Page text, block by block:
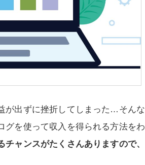
が出ずに挫折してしまった…そんな
グを使って収入を得られる方法をわ
ャンスがたくさんありますので、